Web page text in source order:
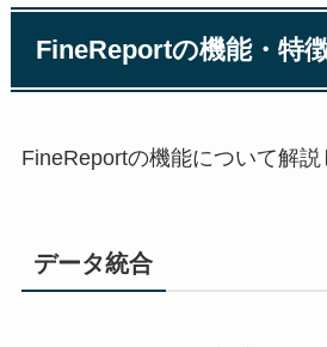
FineReportの機能・特
FineReportの機能について解説
データ統合